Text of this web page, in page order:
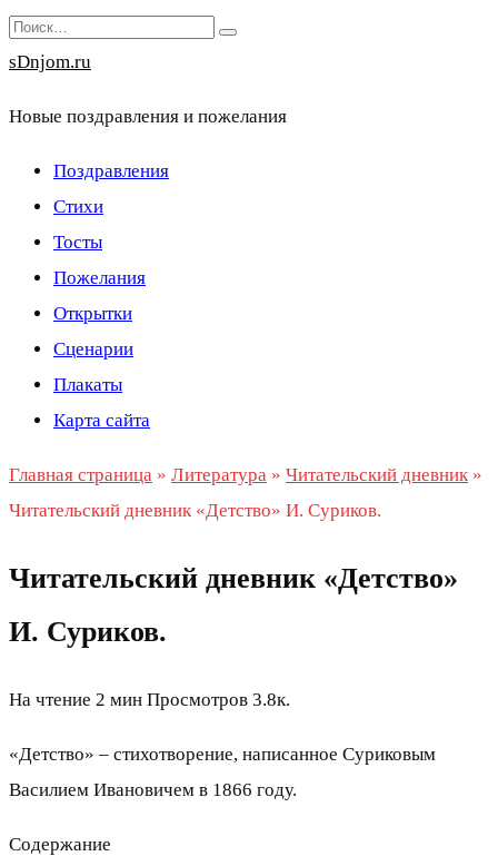
Перейти
к
Search
for:
sDnjom.ru
Новые поздравления и пожелания
Поздравления
Стихи
Тосты
Пожелания
Открытки
Сценарии
Плакаты
Карта сайта
Главная страница » Литература » Читательский дневник »
Читательский дневник «Детство» И. Суриков.
Читательский дневник «Детство»
И. Суриков.
На чтение 2 мин Просмотров 3.8к.
«Детство» – стихотворение, написанное Суриковым
Василием Ивановичем в 1866 году.
Содержание